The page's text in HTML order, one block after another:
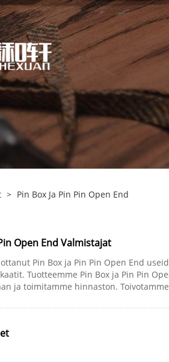
> Pin Box Ja Pin Pin Open End
Open End Valmistajat
Pin Box ja Pin Pin Open End
Tuotteemme Pin Box ja Pin Pin
ja toimitamme hinnaston.